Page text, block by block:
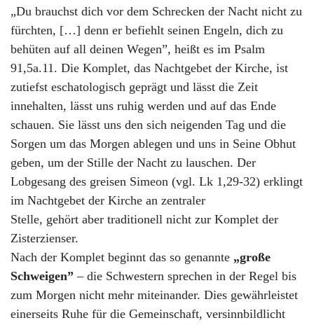
„Du brauchst dich vor dem Schrecken der Nacht nicht zu
fürchten, […] denn er befiehlt seinen Engeln, dich zu
behüten auf all deinen Wegen”, heißt es im Psalm
91,5a.11. Die Komplet, das Nachtgebet der Kirche, ist
zutiefst eschatologisch geprägt und lässt die Zeit
innehalten, lässt uns ruhig werden und auf das Ende
schauen. Sie lässt uns den sich neigenden Tag und die
Sorgen um das Morgen ablegen und uns in Seine Obhut
geben, um der Stille der Nacht zu lauschen. Der
Lobgesang des greisen Simeon (vgl. Lk 1,29-32) erklingt
im Nachtgebet der Kirche an zentraler
Stelle, gehört aber traditionell nicht zur Komplet der
Zisterzienser.
Nach der Komplet beginnt das so genannte „große
Schweigen” – die Schwestern sprechen in der Regel bis
zum Morgen nicht mehr miteinander. Dies gewährleistet
einerseits Ruhe für die Gemeinschaft, versinnbildlicht